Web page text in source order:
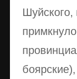
Шуйского,